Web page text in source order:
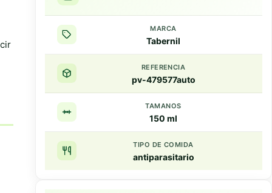
MARCA
Tabernil
REFERENCIA
pv-479577auto
TAMANOS
150 ml
TIPO DE COMIDA
antiparasitario